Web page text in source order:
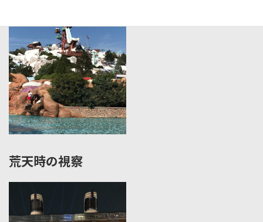
荒天時の視察